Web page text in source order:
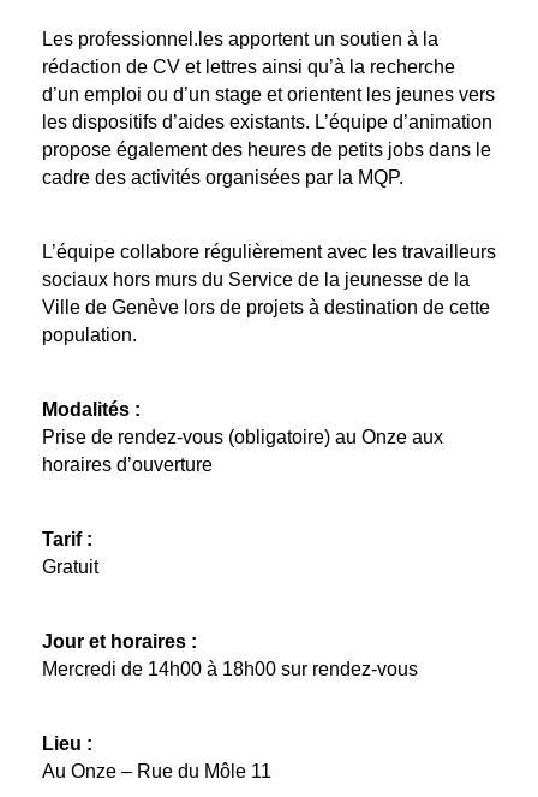
Les professionnel.les apportent un soutien à la
rédaction de CV et lettres ainsi qu’à la recherche
d’un emploi ou d’un stage et orientent les jeunes vers
les dispositifs d’aides existants. L’équipe d’animation
propose également des heures de petits jobs dans le
cadre des activités organisées par la MQP.
L’équipe collabore régulièrement avec les travailleurs
sociaux hors murs du Service de la jeunesse de la
Ville de Genève lors de projets à destination de cette
population.
Modalités :
Prise de rendez-vous (obligatoire) au Onze aux
horaires d’ouverture
Tarif :
Gratuit
Jour et horaires :
Mercredi de 14h00 à 18h00 sur rendez-vous
Lieu :
Au Onze – Rue du Môle 11